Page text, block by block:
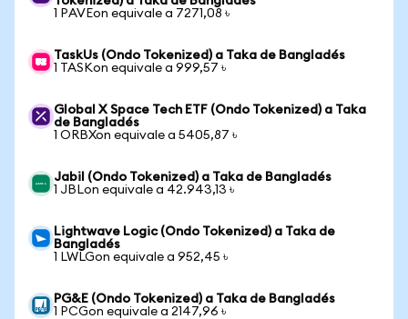
1 PAVEon equivale a 7271,08 ৳
TaskUs (Ondo Tokenized) a Taka de Bangladés
1 TASKon equivale a 999,57 ৳
Global X Space Tech ETF (Ondo Tokenized) a Taka
de Bangladés
1 ORBXon equivale a 5405,87 ৳
Jabil (Ondo Tokenized) a Taka de Bangladés
1 JBLon equivale a 42.943,13 ৳
Lightwave Logic (Ondo Tokenized) a Taka de
Bangladés
1 LWLGon equivale a 952,45 ৳
PG&E (Ondo Tokenized) a Taka de Bangladés
1 PCGon equivale a 2147,96 ৳